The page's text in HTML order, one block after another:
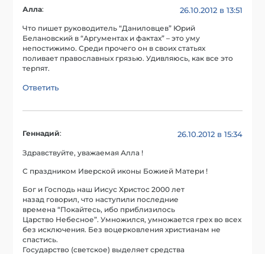
Алла: 26.10.2012 в 13:51
Что пишет руководитель “Даниловцев” Юрий
Белановский в “Аргументах и фактах” – это уму
непостижимо. Среди прочего он в своих статьях
поливает православных грязью. Удивляюсь, как все это
терпят.
Ответить
Геннадий: 26.10.2012 в 15:34
Здравствуйте, уважаемая Алла !
С праздником Иверской иконы Божией Матери !
Бог и Господь наш Иисус Христос 2000 лет
назад говорил, что наступили последние
времена “Покайтесь, ибо приблизилось
Царство Небесное”. Умножился, умножается грех во всех
без исключения. Без воцерковления христианам не
спастись.
Государство (светское) выделяет средства